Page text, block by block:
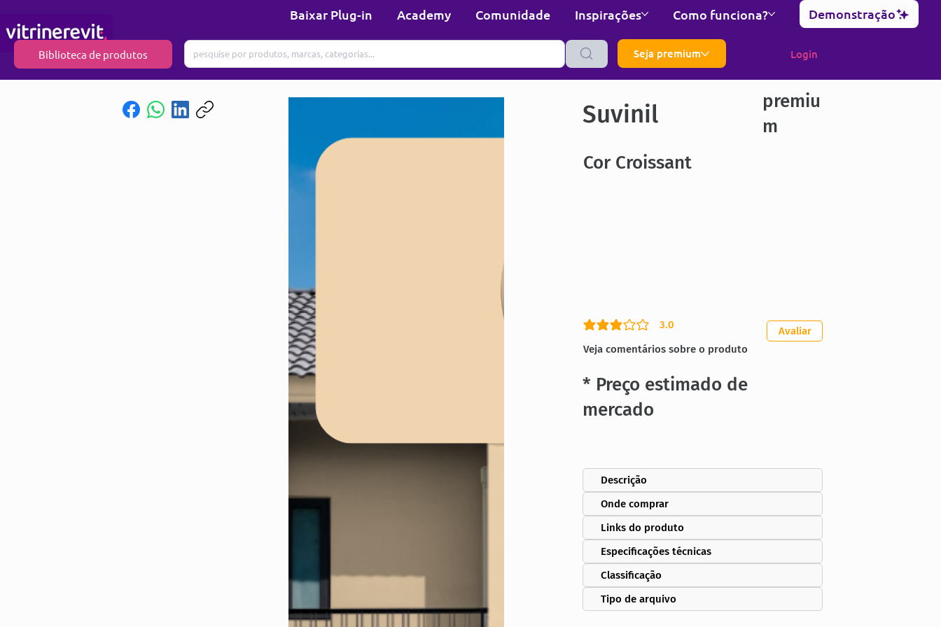
Baixar Plug-in Academy Comunidade Inspirações Como funciona? Demonstração
Biblioteca de produtos Seja premium Login
Suvinil
premiu
m
Cor Croissant
3.0
classificação média é 3 de 5
Veja comentários sobre o produto
Avaliar
* Preço estimado de
mercado
Descrição
Onde comprar
Links do produto
Especificações técnicas
Classificação
Tipo de arquivo